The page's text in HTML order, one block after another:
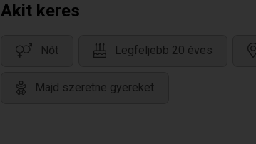
Akit keres
Nőt Legfeljebb 20 éves
Majd szeretne gyereket